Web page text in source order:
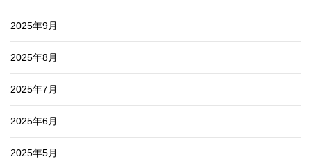
2025年9月
2025年8月
2025年7月
2025年6月
2025年5月